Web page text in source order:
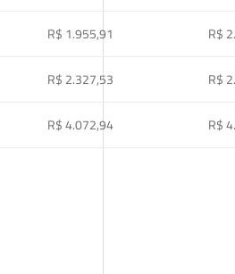
R$ 1.955,91
R$
R$ 2.327,53
R$
R$ 4.072,94 R$